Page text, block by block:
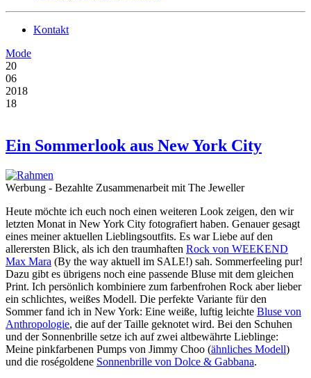
Kontakt
Mode
20
06
2018
18
Ein Sommerlook aus New York City
Werbung - Bezahlte Zusammenarbeit mit The Jeweller
Heute möchte ich euch noch einen weiteren Look zeigen, den wir
letzten Monat in New York City fotografiert haben. Genauer gesagt
eines meiner aktuellen Lieblingsoutfits. Es war Liebe auf den
allerersten Blick, als ich den traumhaften Rock von WEEKEND
Max Mara (By the way aktuell im SALE!) sah. Sommerfeeling pur!
Dazu gibt es übrigens noch eine passende Bluse mit dem gleichen
Print. Ich persönlich kombiniere zum farbenfrohen Rock aber lieber
ein schlichtes, weißes Modell. Die perfekte Variante für den
Sommer fand ich in New York: Eine weiße, luftig leichte Bluse von
Anthropologie, die auf der Taille geknotet wird. Bei den Schuhen
und der Sonnenbrille setze ich auf zwei altbewährte Lieblinge:
Meine pinkfarbenen Pumps von Jimmy Choo (ähnliches Modell)
und die roségoldene Sonnenbrille von Dolce & Gabbana.